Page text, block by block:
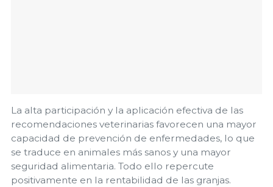
La alta participación y la aplicación efectiva de las
recomendaciones veterinarias favorecen una mayor
capacidad de prevención de enfermedades, lo que
se traduce en animales más sanos y una mayor
seguridad alimentaria. Todo ello repercute
positivamente en la rentabilidad de las granjas.